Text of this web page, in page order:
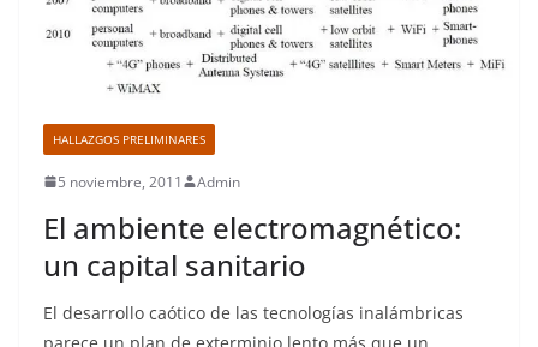
HALLAZGOS PRELIMINARES
5 noviembre, 2011 Admin
El ambiente electromagnético:
un capital sanitario
El desarrollo caótico de las tecnologías inalámbricas
parece un plan de exterminio lento más que un